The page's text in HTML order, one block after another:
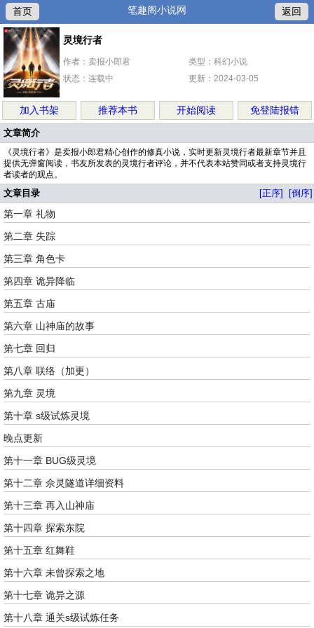
首页 笔趣阁小说网 返回
灵境行者
作者：卖报小郎君
类型：科幻小说
状态：连载中
更新：2024-03-05
加入书架 推荐本书 开始阅读 免登陆报错
文章简介
《灵境行者》是卖报小郎君精心创作的修真小说，实时更新灵境行者最新章节并且
提供无弹窗阅读，书友所发表的灵境行者评论，并不代表本站赞同或者支持灵境行
者读者的观点。
文章目录 [正序] [倒序]
第一章 礼物
第二章 失踪
第三章 角色卡
第四章 诡异降临
第五章 古庙
第六章 山神庙的故事
第七章 回归
第八章 联络（加更）
第九章 灵境
第十章 s级试炼灵境
晚点更新
第十一章 BUG级灵境
第十二章 佘灵隧道详细资料
第十三章 再入山神庙
第十四章 探索东院
第十五章 红舞鞋
第十六章 未曾探索之地
第十七章 诡异之源
第十八章 通关s级试炼任务